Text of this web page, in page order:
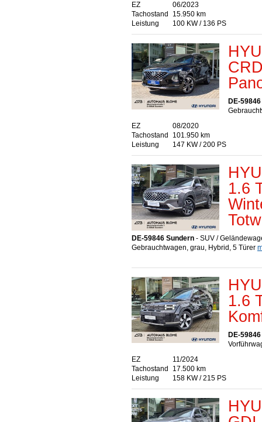
EZ
06/2023
Tachostand
15.950 km
Leistung
100 KW / 136 PS
DE-
EZ
08/2020
Tachostand
101.950 km
Leistung
147 KW / 200 PS
1.6
DE-59846 Sundern - SUV /
Gebrauchtwagen, grau, Hybrid, 5 Türer
1.6
DE-
EZ
11/2024
Tachostand
17.500 km
Leistung
158 KW / 215 PS